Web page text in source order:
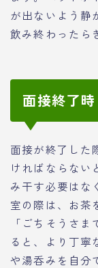
が出ないよう静
飲み終わったら
面接終了
面接が終了した
ければならない
み干す必要はな
室の際は、お茶
「ごちそうさ
ると、より丁寧
や湯呑みを自分